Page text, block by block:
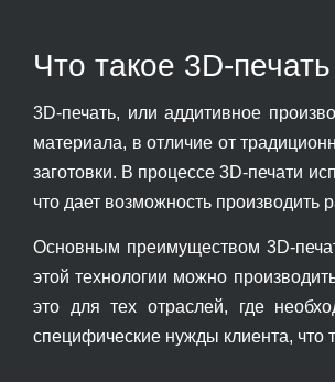
Что такое 3D-
3D-печать, или аддитивное
материала, в отличие от
заготовки. В процессе 3D-печати
что дает возможность производить
Основным преимуществом 3D-
этой технологии можно
это для тех отраслей, где
специфические нужды клиента, что